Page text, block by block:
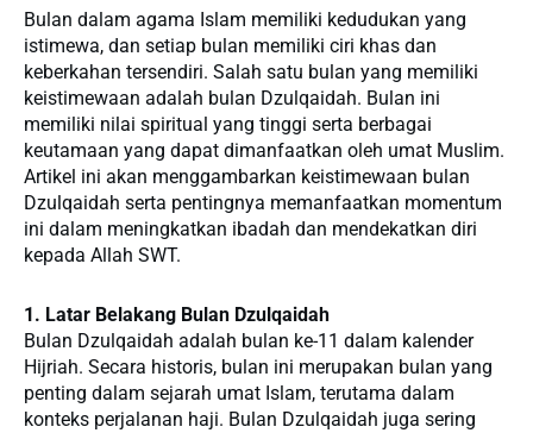
Bulan dalam agama Islam memiliki kedudukan yang
istimewa, dan setiap bulan memiliki ciri khas dan
keberkahan tersendiri. Salah satu bulan yang memiliki
keistimewaan adalah bulan Dzulqaidah. Bulan ini
memiliki nilai spiritual yang tinggi serta berbagai
keutamaan yang dapat dimanfaatkan oleh umat Muslim.
Artikel ini akan menggambarkan keistimewaan bulan
Dzulqaidah serta pentingnya memanfaatkan momentum
ini dalam meningkatkan ibadah dan mendekatkan diri
kepada Allah SWT.
1. Latar Belakang Bulan Dzulqaidah
Bulan Dzulqaidah adalah bulan ke-11 dalam kalender
Hijriah. Secara historis, bulan ini merupakan bulan yang
penting dalam sejarah umat Islam, terutama dalam
konteks perjalanan haji. Bulan Dzulqaidah juga sering